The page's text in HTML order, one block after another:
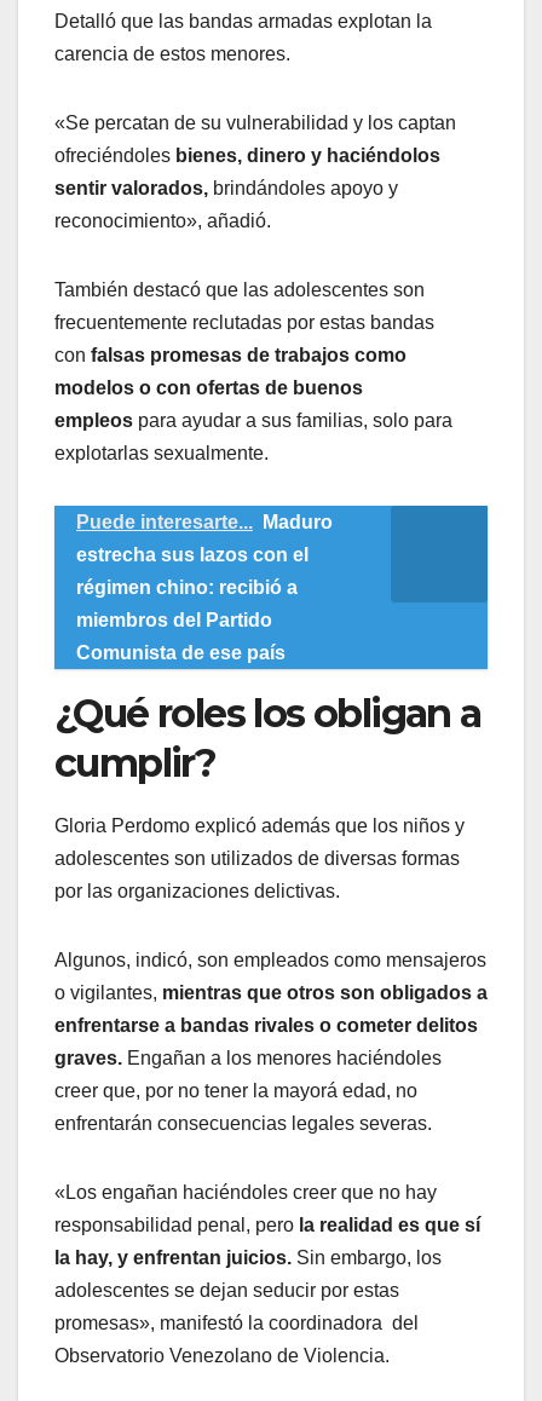
Detalló que las bandas armadas explotan la
carencia de estos menores.
«Se percatan de su vulnerabilidad y los captan
ofreciéndoles bienes, dinero y haciéndolos
sentir valorados, brindándoles apoyo y
reconocimiento», añadió.
También destacó que las adolescentes son
frecuentemente reclutadas por estas bandas
con falsas promesas de trabajos como
modelos o con ofertas de buenos
empleos para ayudar a sus familias, solo para
explotarlas sexualmente.
Puede interesarte...
Maduro
estrecha sus lazos con el
régimen chino: recibió a
miembros del Partido
Comunista de ese país
¿Qué roles los obligan a
cumplir?
Gloria Perdomo explicó además que los niños y
adolescentes son utilizados de diversas formas
por las organizaciones delictivas.
Algunos, indicó, son empleados como mensajeros
o vigilantes, mientras que otros son obligados a
enfrentarse a bandas rivales o cometer delitos
graves. Engañan a los menores haciéndoles
creer que, por no tener la mayorá edad, no
enfrentarán consecuencias legales severas.
«Los engañan haciéndoles creer que no hay
responsabilidad penal, pero la realidad es que sí
la hay, y enfrentan juicios. Sin embargo, los
adolescentes se dejan seducir por estas
promesas», manifestó la coordinadora del
Observatorio Venezolano de Violencia.